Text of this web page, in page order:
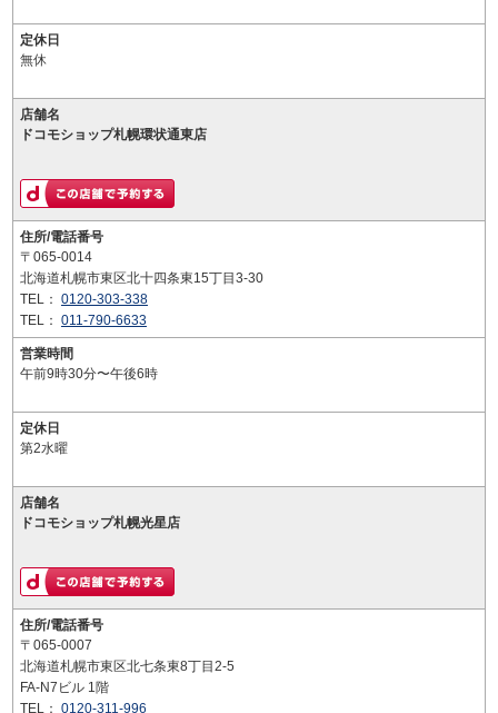
定休日
無休
店舗名
ドコモショップ札幌環状通東店
住所/電話番号
〒065-0014
北海道札幌市東区北十四条東15丁目3-30
TEL： 0120-303-338
TEL： 011-790-6633
営業時間
午前9時30分〜午後6時
定休日
第2水曜
店舗名
ドコモショップ札幌光星店
住所/電話番号
〒065-0007
北海道札幌市東区北七条東8丁目2-5
FA-N7ビル 1階
TEL： 0120-311-996